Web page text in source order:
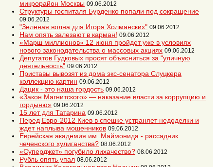
микрорайон Москвы 09.06.2012
Структуры госпиталя Бурденко попали под сокращение
09.06.2012
"Зеленая волна для Игоря Холманских" 09.06.2012
Нам опять залезают в карман! 09.06.2012
«Марш миллионов» 12 июня пройдет уже в условиях
нового законодательства о массовых акциях 09.06.2012
Депутатов Гудковых просят объясниться за "уличную
деятельность" 09.06.2012
Приставы вывозят из дома экс-сенатора Слуцкера
коллекцию картин 09.06.2012
Дацик - это наша гордость 09.06.2012
«Закон Магнитского» — наказание власти за коррупцию и
гордыню» 09.06.2012
15 лет для Татарина 09.06.2012
Перед Евро-2012 Киев в спешке устраняет недоделки и
ждет наплыва мошенников 09.06.2012
Еврейская академия им. Маймонида - рассадник
чеченского хулиганства? 08.06.2012
«Суперджет» погубило лихачество? 08.06.2012
Рубль опять упал 08.06.2012